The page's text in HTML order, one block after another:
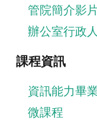
管院簡介影
辦公室行政
課程資訊
資訊能力畢
微課程